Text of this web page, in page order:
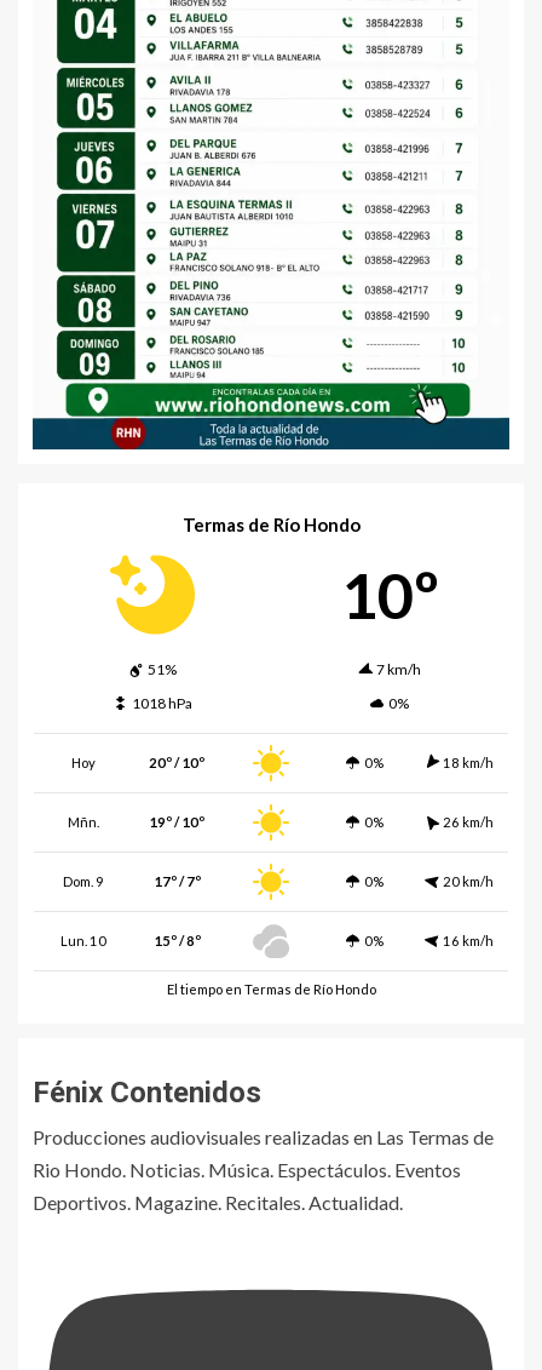
Termas de Río Hondo
10º
51%
7 km/h
1018 hPa
0%
Hoy 20º / 10º 0% 18 km/h
Mñn. 19º / 10º 0% 26 km/h
Dom. 9 17º / 7º 0% 20 km/h
Lun. 10 15º / 8º 0% 16 km/h
El tiempo en Termas de Río Hondo
Fénix Contenidos
Producciones audiovisuales realizadas en Las Termas de
Rio Hondo. Noticias. Música. Espectáculos. Eventos
Deportivos. Magazine. Recitales. Actualidad.